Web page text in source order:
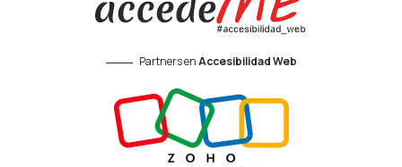
Partners enAccesibilidad Web